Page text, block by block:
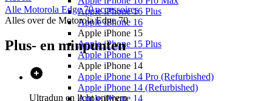
Apple iPhone 16 Plus
Apple iPhone 16
Apple iPhone 15
Apple iPhone 15 Plus
Apple iPhone 15
Apple iPhone 14
Apple iPhone 14 Pro (Refurbished)
Apple iPhone 14 (Refurbished)
Apple iPhone 14
Alle Motorola Edge 70accessoires
Alles over de Motorola Edge 70
Plus- en minpunten
Ultradun en licht ontwerp